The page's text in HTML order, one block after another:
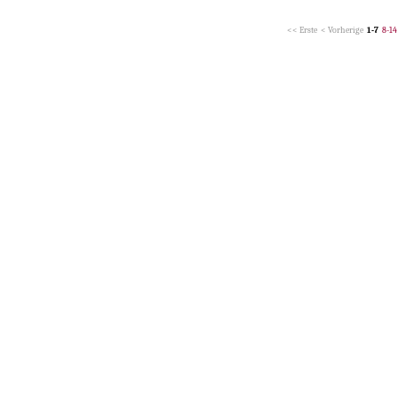
<< Erste < Vorherige 1-7 8-14